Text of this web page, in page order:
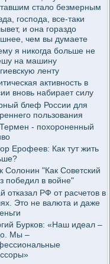
стало безмерным
господа, все-таки
и она гораздо
чем вы думаете
я никогда больше не
на машину
ленту
активность в
вновь набирает силу
блеф России для
пользования
- похороненный
Ерофеев: Как тут жить
Солонин "Как Советский
победил в войне"
отказал РФ от расчетов в
Это не валюта и даже
Бурков: «Наш идеал –
Мы –